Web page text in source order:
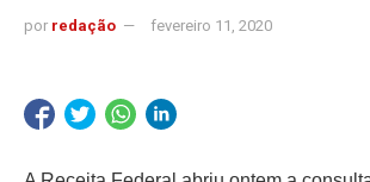
por redação fevereiro 11, 2020